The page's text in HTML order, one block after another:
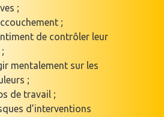
;
;
de contrôler leur
mentalement sur les
;
de travail ;
d’interventions